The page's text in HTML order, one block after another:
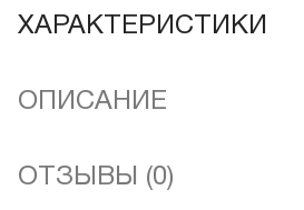
ХАРАКТЕРИСТИКИ
ОПИСАНИЕ
ОТЗЫВЫ (0)